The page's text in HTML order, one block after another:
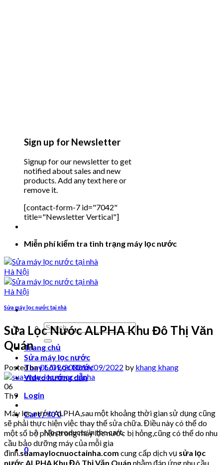
Sign up for Newsletter
Signup for our newsletter to get
notified about sales and new
products. Add any text here or
remove it.
[contact-form-7 id="7042"
title="Newsletter Vertical"]
Miễn phí kiểm tra tình trạng máy lọc nước
Search
for:
Trang chủ
Sửa máy lọc nước
Thay Lõi Lọc Nước
Video hướng dẫn
Login
Cart /₫00
No products in the cart.
0
Sửa máy lọc nước tại nhà
Sửa Lọc Nước ALPHA Khu Đô Thị Văn
Quán
Posted on06/09/202216/09/2022 by khang khang
06
Th9
Máy lọc nước ALPHA,sau một khoảng thời gian sử dụng cũng
sẽ phải thực hiện việc thay thế sửa chữa. Điều này có thể do
một số bộ phận trong máy lọc nước bị hỏng,cũng có thể do nhu
cầu bảo dưỡng máy của mỗi gia
đình.suamaylocnuoctainha.com cung cấp dịch vụ sửa lọc
nước ALPHA Khu Đô Thị Văn Quán nhằm đáp ứng nhu cầu